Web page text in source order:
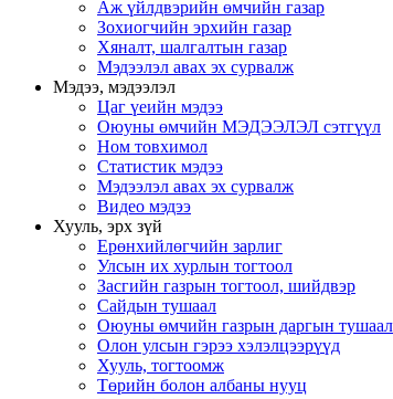
Аж үйлдвэрийн өмчийн газар
Зохиогчийн эрхийн газар
Хяналт, шалгалтын газар
Мэдээлэл авах эх сурвалж
Мэдээ, мэдээлэл
Цаг үеийн мэдээ
Оюуны өмчийн МЭДЭЭЛЭЛ сэтгүүл
Ном товхимол
Статистик мэдээ
Мэдээлэл авах эх сурвалж
Видео мэдээ
Хууль, эрх зүй
Ерөнхийлөгчийн зарлиг
Улсын их хурлын тогтоол
Засгийн газрын тогтоол, шийдвэр
Сайдын тушаал
Оюуны өмчийн газрын даргын тушаал
Олон улсын гэрээ хэлэлцээрүүд
Хууль, тогтоомж
Төрийн болон албаны нууц